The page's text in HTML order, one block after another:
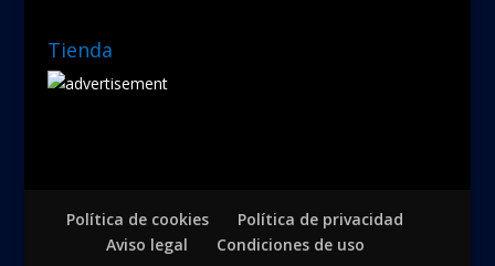
Tienda
Política de cookies
Política de privacidad
Aviso legal
Condiciones de uso